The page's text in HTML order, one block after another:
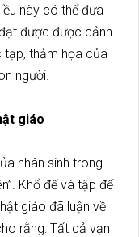
này có thể đưa
được được cảnh
tạp, thảm họa của
người.
giáo
nhân sinh trong
Khổ đế và tập đế
giáo đã luận về
rằng: Tất cả vạn